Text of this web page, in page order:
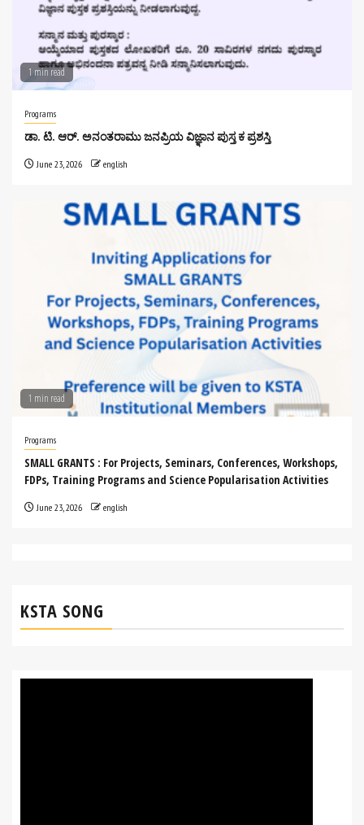
1 min read
Programs
ಡಾ. ಟಿ. ಆರ್. ಅನಂತರಾಮು ಜನಪ್ರಿಯ ವಿಜ್ಞಾನ ಪುಸ್ತ ಕ ಪ್ರಶಸ್ತಿ
June 23, 2026 english
1 min read
Programs
SMALL GRANTS : For Projects, Seminars, Conferences, Workshops,
FDPs, Training Programs and Science Popularisation Activities
June 23, 2026 english
KSTA SONG